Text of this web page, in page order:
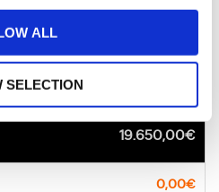
ALL
SELECTION
Bob™
al mes
19.650,00€
0,00€